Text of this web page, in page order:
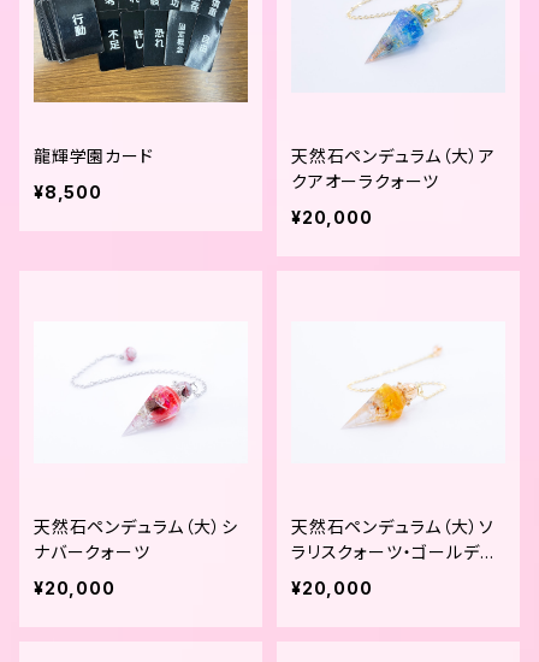
龍輝学園カード
¥8,500
天然石ペンデュラム（大）ア
クアオーラクォーツ
¥20,000
天然石ペンデュラム（大）シ
ナバークォーツ
¥20,000
天然石ペンデュラム（大）ソ
ラリスクォーツ・ゴールデン
オーラ
¥20,000